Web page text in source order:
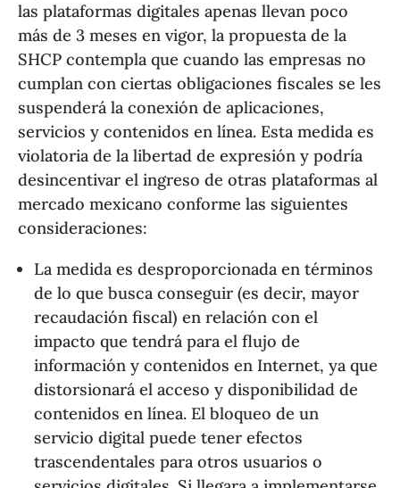
las plataformas digitales apenas llevan poco
más de 3 meses en vigor, la propuesta de la
SHCP contempla que cuando las empresas no
cumplan con ciertas obligaciones fiscales se les
suspenderá la conexión de aplicaciones,
servicios y contenidos en línea. Esta medida es
violatoria de la libertad de expresión y podría
desincentivar el ingreso de otras plataformas al
mercado mexicano conforme las siguientes
consideraciones:
La medida es desproporcionada en términos
de lo que busca conseguir (es decir, mayor
recaudación fiscal) en relación con el
impacto que tendrá para el flujo de
información y contenidos en Internet, ya que
distorsionará el acceso y disponibilidad de
contenidos en línea. El bloqueo de un
servicio digital puede tener efectos
trascendentales para otros usuarios o